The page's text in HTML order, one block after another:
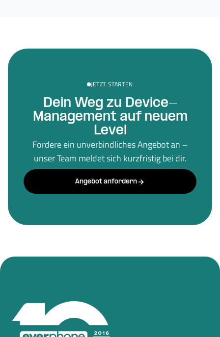
JETZT STARTEN
Dein Weg zu Device-
Management auf neuem
Level
Fordere ein unverbindliches Angebot an –
unser Team meldet sich kurzfristig bei dir.
Angebot anfordern